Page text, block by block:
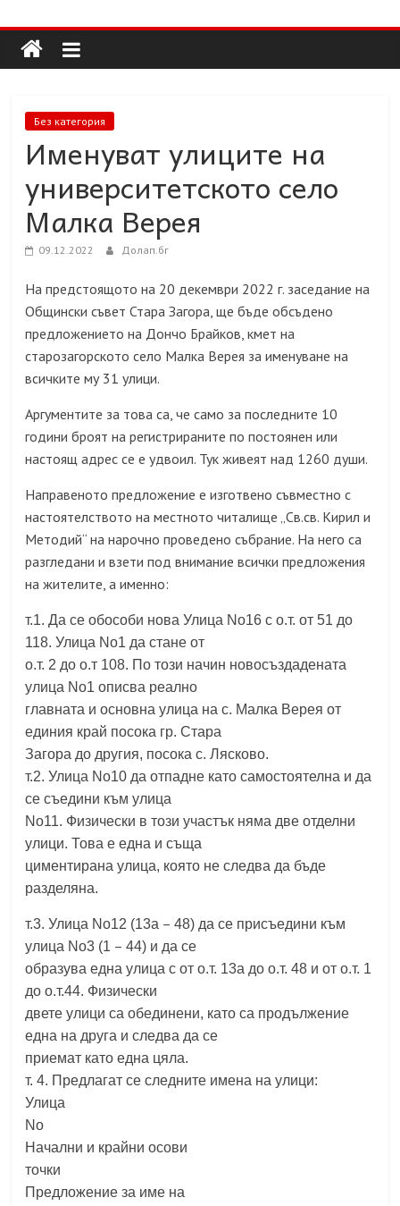
to
content
Долап
БГ
култура|
пътешествия|
мода|
събития|
кухня|
реклама|
Без категория
Именуват улиците на
университетското село
Малка Верея
09.12.2022 Долап.бг
На предстоящото на 20 декември 2022 г. заседание на
Общински съвет Стара Загора, ще бъде обсъдено
предложението на Дончо Брайков, кмет на
старозагорското село Малка Верея за именуване на
всичките му 31 улици.
Аргументите за това са, че само за последните 10
години броят на регистрираните по постоянен или
настоящ адрес се е удвоил. Тук живеят над 1260 души.
Направеното предложение е изготвено съвместно с
настоятелството на местното читалище „Св.св. Кирил и
Методий“ на нарочно проведено събрание. На него са
разгледани и взети под внимание всички предложения
на жителите, а именно:
т.1. Да се обособи нова Улица No16 с о.т. от 51 до
118. Улица No1 да стане от
о.т. 2 до о.т 108. По този начин новосъздадената
улица No1 описва реално
главната и основна улица на с. Малка Верея от
единия край посока гр. Стара
Загора до другия, посока с. Лясково.
т.2. Улица No10 да отпадне като самостоятелна и да
се съедини към улица
No11. Физически в този участък няма две отделни
улици. Това е една и съща
циментирана улица, която не следва да бъде
разделяна.
т.3. Улица No12 (13а –48) да се присъедини към
улица No3 (1 –44) и да се
образува една улица с от о.т. 13а до о.т. 48 и от о.т. 1
до о.т.44. Физически
двете улици са обединени, като са продължение
една на друга и следва да се
приемат като една цяла.
т. 4. Предлагат се следните имена на улици:
Улица
No
Начални и крайни осови
точки
Предложение за име на